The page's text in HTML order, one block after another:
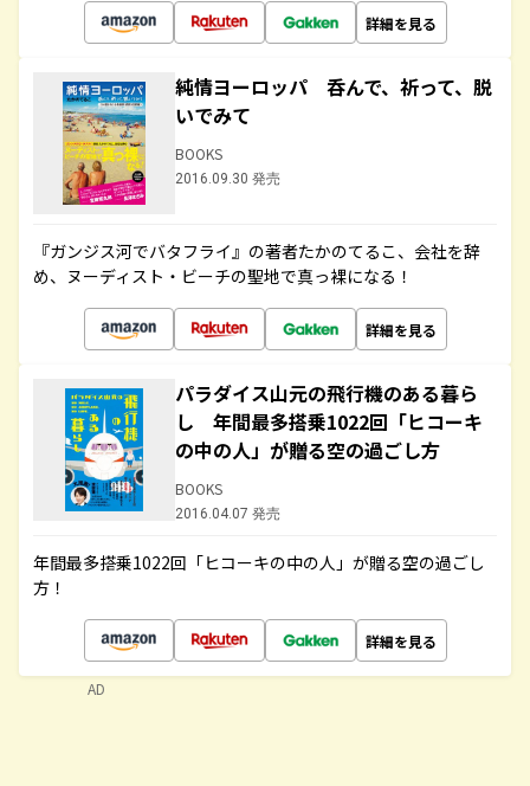
詳細を見る
純情ヨーロッパ 呑んで、祈って、脱
いでみて
BOOKS
2016.09.30 発売
『ガンジス河でバタフライ』の著者たかのてるこ、会社を辞
め、ヌーディスト・ビーチの聖地で真っ裸になる！
詳細を見る
パラダイス山元の飛行機のある暮ら
し 年間最多搭乗1022回「ヒコーキ
の中の人」が贈る空の過ごし方
BOOKS
2016.04.07 発売
年間最多搭乗1022回「ヒコーキの中の人」が贈る空の過ごし
方！
詳細を見る
AD